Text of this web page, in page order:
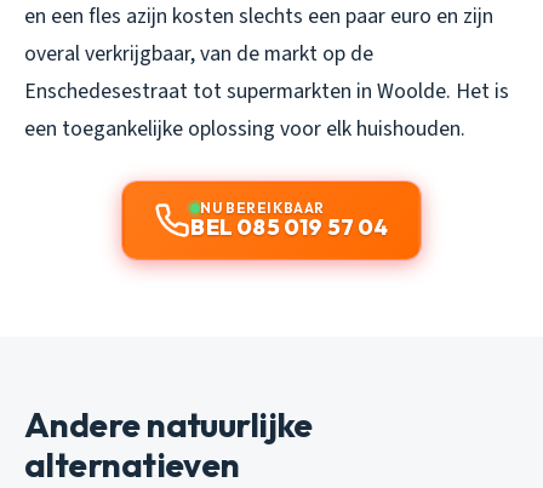
en een fles azijn kosten slechts een paar euro en zijn
overal verkrijgbaar, van de markt op de
Enschedesestraat tot supermarkten in Woolde. Het is
een toegankelijke oplossing voor elk huishouden.
NU BEREIKBAAR
BEL 085 019 57 04
Andere natuurlijke
alternatieven